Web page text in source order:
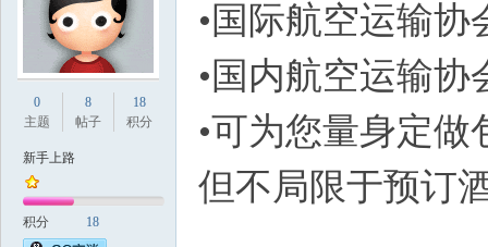
0
主题
8
帖子
18
积分
新手上路
积分 18
•国际航空
•国内航空
•可为您量身定
但不局限于预订